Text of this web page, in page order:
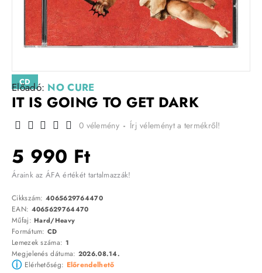
CD
Előadó: NO CURE
IT IS GOING TO GET DARK
0 vélemény - Írj véleményt a termékről!
5 990 Ft
Áraink az ÁFA értékét tartalmazzák!
Cikkszám: 4065629764470
EAN: 4065629764470
Műfaj:Hard/Heavy
Formátum: CD
Lemezek száma: 1
Megjelenés dátuma: 2026.08.14.
ⓘElérhetőség: Előrendelhető